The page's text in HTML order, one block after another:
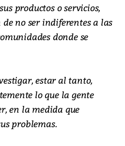
productos o servicios,
no ser indiferentes a las
donde se
estar al tanto,
lo que la gente
en la medida que
problemas.